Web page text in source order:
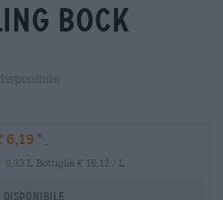
bock
6,19
0,33 L Bottiglia € 18,12 / L
disponibile